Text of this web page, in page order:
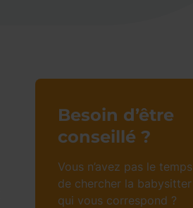
Besoin d’être
conseillé ?
Vous n’avez pas le temps
de chercher la babysitter
qui vous correspond ?